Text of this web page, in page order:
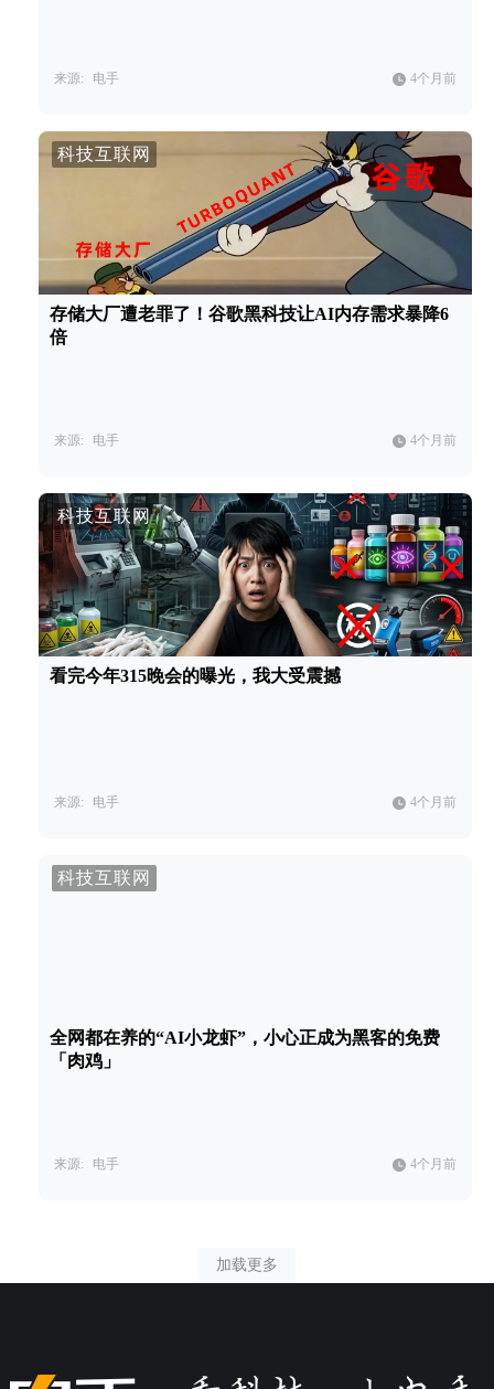
来源: 电手 4个月前
科技互联网
存储大厂遭老罪了！谷歌黑科技让AI内存需求暴降6
倍
来源: 电手 4个月前
科技互联网
看完今年315晚会的曝光，我大受震撼
来源: 电手 4个月前
科技互联网
全网都在养的“AI小龙虾”，小心正成为黑客的免费
「肉鸡」
来源: 电手 4个月前
加载更多